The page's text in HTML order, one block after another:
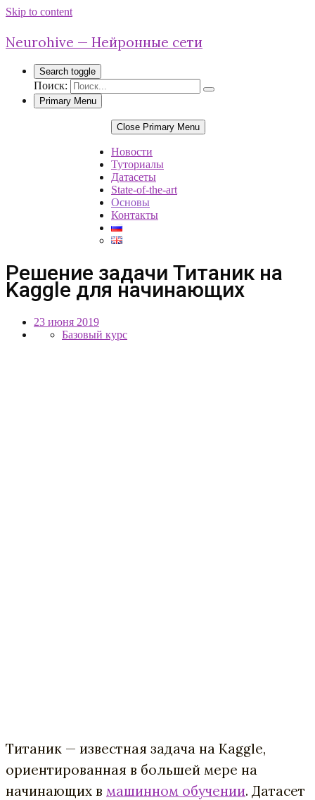
Skip to content
Neurohive — Нейронные сети
Search toggle
Поиск:
Primary Menu
Close Primary Menu
Новости
Туториалы
Датасеты
State-of-the-art
Основы
Контакты
Решение задачи Титаник на
Kaggle для начинающих
23 июня 2019
Базовый курс
Титаник — известная задача на Kaggle,
ориентированная в большей мере на
начинающих в машинном обучении. Датасет